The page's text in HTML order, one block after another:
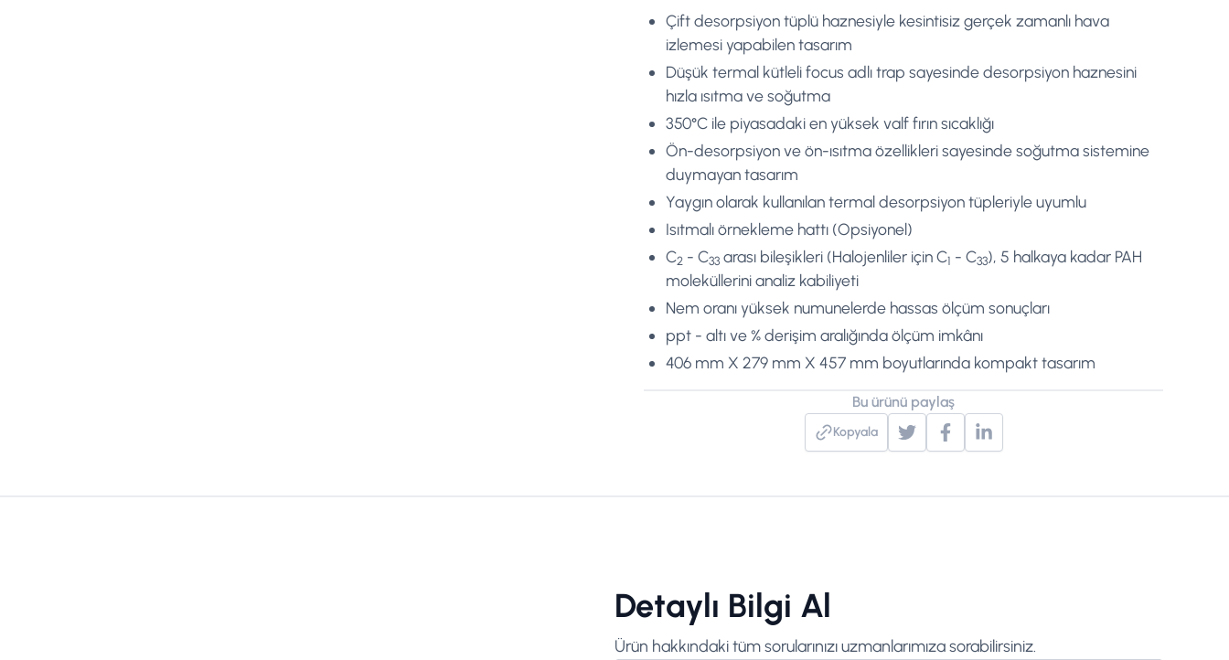
Çift desorpsiyon tüplü haznesiyle kesintisiz gerçek zamanlı hava
izlemesi yapabilen tasarım
Düşük termal kütleli focus adlı trap sayesinde desorpsiyon haznesini
hızla ısıtma ve soğutma
350°C ile piyasadaki en yüksek valf fırın sıcaklığı
Ön-desorpsiyon ve ön-ısıtma özellikleri sayesinde soğutma sistemine
duymayan tasarım
Yaygın olarak kullanılan termal desorpsiyon tüpleriyle uyumlu
Isıtmalı örnekleme hattı (Opsiyonel)
C2 - C33 arası bileşikleri (Halojenliler için C1 - C33), 5 halkaya kadar PAH
moleküllerini analiz kabiliyeti
Nem oranı yüksek numunelerde hassas ölçüm sonuçları
ppt - altı ve % derişim aralığında ölçüm imkânı
406 mm X 279 mm X 457 mm boyutlarında kompakt tasarım
Bu ürünü paylaş
Kopyala
Detaylı Bilgi Al
Ürün hakkındaki tüm sorularınızı uzmanlarımıza sorabilirsiniz.